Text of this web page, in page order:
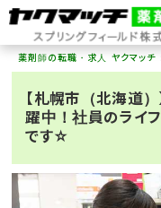
薬剤師の転職・求人 ヤクマッチ
【札幌市（北海道
躍中！社員のライ
です☆